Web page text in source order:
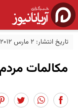
تاریخ انتشار: 2 مارس 2012
مکالمات